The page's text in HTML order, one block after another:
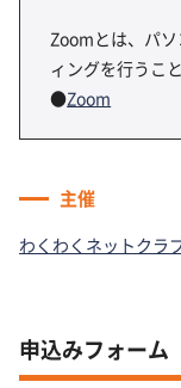
Zoomとは、パ
ィングを行うこ
●Zoom
主催
わくわくネットクラ
申込みフォーム